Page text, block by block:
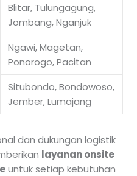
Blitar, Tulungagung,
Jombang, Nganjuk
Ngawi, Magetan,
Ponorogo, Pacitan
Situbondo, Bondowoso,
Jember, Lumajang
dan dukungan logistik
layanan onsite
untuk setiap kebutuhan